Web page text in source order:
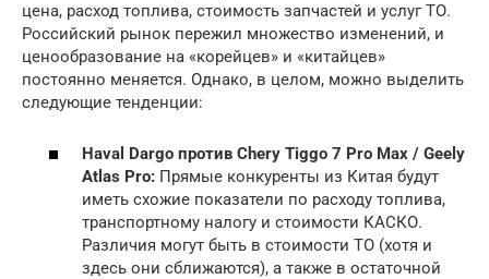
цена, расход топлива, стоимость запчастей и услуг ТО.
Российский рынок пережил множество изменений, и
ценообразование на «корейцев» и «китайцев»
постоянно меняется. Однако, в целом, можно выделить
следующие тенденции:
Haval Dargo против Chery Tiggo 7 Pro Max / Geely
Atlas Pro: Прямые конкуренты из Китая будут
иметь схожие показатели по расходу топлива,
транспортному налогу и стоимости КАСКО.
Различия могут быть в стоимости ТО (хотя и
здесь они сближаются), а также в остаточной